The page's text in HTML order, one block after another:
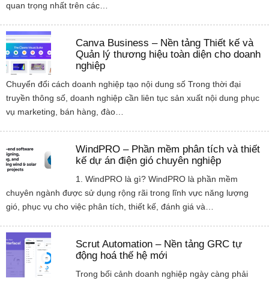
quan trọng nhất trên các…
Canva Business – Nền tảng Thiết kế và
Quản lý thương hiệu toàn diện cho doanh
nghiệp
Chuyển đổi cách doanh nghiệp tạo nội dung số Trong thời đại
truyền thông số, doanh nghiệp cần liên tục sản xuất nội dung phục
vụ marketing, bán hàng, đào…
WindPRO – Phần mềm phân tích và thiết
kế dự án điện gió chuyên nghiệp
1. WindPRO là gì? WindPRO là phần mềm
chuyên ngành được sử dụng rộng rãi trong lĩnh vực năng lượng
gió, phục vụ cho việc phân tích, thiết kế, đánh giá và…
Scrut Automation – Nền tảng GRC tự
động hoá thế hệ mới
Trong bối cảnh doanh nghiệp ngày càng phải